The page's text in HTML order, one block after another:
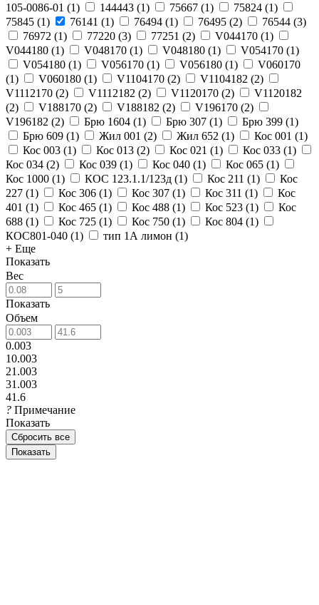
105-0086-01 (1) 144443 (1) 75667 (1) 75824 (1)
75845 (1) 76141 (1) 76494 (1) 76495 (2) 76544 (3)
76972 (1) 77220 (3) 77251 (2) V044170 (1)
V044180 (1) V048170 (1) V048180 (1) V054170 (1)
V054180 (1) V056170 (1) V056180 (1)
V060170
(1) V060180 (1) V1104170 (2) V1104182 (2)
V1112170 (2) V1112182 (2) V1120170 (2)
V1120182
(2) V188170 (2) V188182 (2) V196170 (2)
V196182 (2) Брю 1604 (1) Брю 307 (1) Брю 399 (1)
Брю 609 (1) Жил 001 (2) Жил 652 (1) Кос 001 (1)
Кос 003 (1) Кос 013 (2) Кос 021 (1) Кос 033 (1)
Кос 034 (2) Кос 039 (1) Кос 040 (1) Кос 065 (1)
Кос 1000 (1) КОС 123.1.1/123д (1) Кос 211 (1)
Кос
227 (1) Кос 306 (1) Кос 307 (1) Кос 311 (1)
Кос
401 (1) Кос 465 (1) Кос 488 (1) Кос 523 (1)
Кос
688 (1) Кос 725 (1) Кос 750 (1) Кос 804 (1)
КОС801-040 (1) тип 1А лимон (1)
+ Еще
Показать
Вес
Показать
Объем
0.003
10.003
21.003
31.003
41.6
? Примечание
Показать
Сбросить все